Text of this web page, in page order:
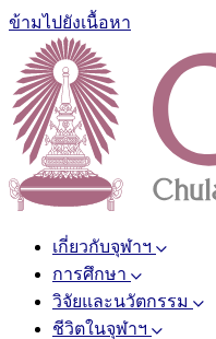
ข้ามไปยังเนื้อหา
เกี่ยวกับจุฬาฯ
การศึกษา
วิจัยและนวัตกรรม
ชีวิตในจุฬาฯ